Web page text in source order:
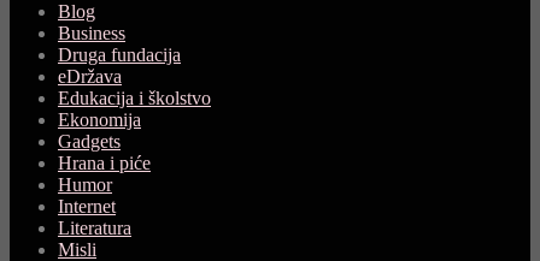
Blog
Business
Druga fundacija
eDržava
Edukacija i školstvo
Ekonomija
Gadgets
Hrana i piće
Humor
Internet
Literatura
Misli